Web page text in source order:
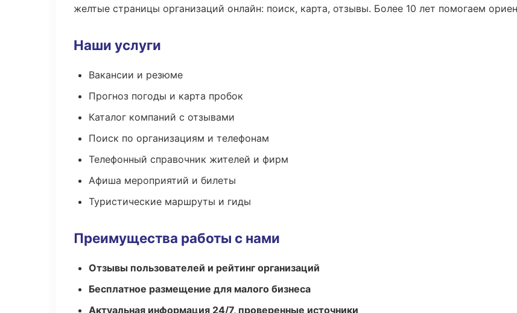
желтые страницы организаций онлайн: поиск, карта, отзывы. Более 10 лет помогаем
Наши услуги
Вакансии и резюме
Прогноз погоды и карта пробок
Каталог компаний с отзывами
Поиск по организациям и телефонам
Телефонный справочник жителей и фирм
Афиша мероприятий и билеты
Туристические маршруты и гиды
Преимущества работы с нами
Отзывы пользователей и рейтинг организаций
Бесплатное размещение для малого бизнеса
Актуальная информация 24/7, проверенные источники